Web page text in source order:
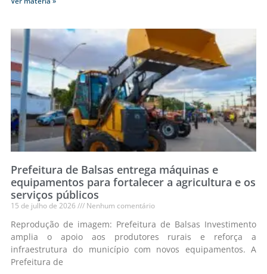
Prefeitura de Balsas entrega máquinas e
equipamentos para fortalecer a agricultura e os
serviços públicos
15 de julho de 2026 Nenhum comentário
Reprodução de imagem: Prefeitura de Balsas Investimento
amplia o apoio aos produtores rurais e reforça a
infraestrutura do município com novos equipamentos. A
Prefeitura de